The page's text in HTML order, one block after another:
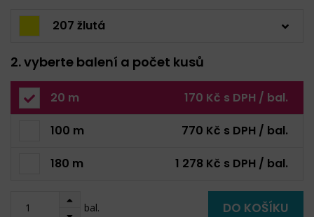
207 žlutá
2. vyberte balení a počet kusů
20 m 170 Kč s DPH / bal.
100 m 770 Kč s DPH / bal.
180 m 1 278 Kč s DPH / bal.
bal. DO KOŠÍKU